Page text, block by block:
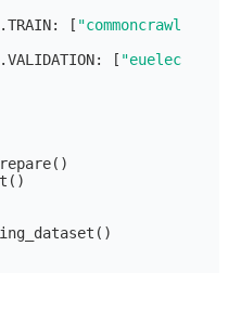
[
"commoncrawl
[
"euelec